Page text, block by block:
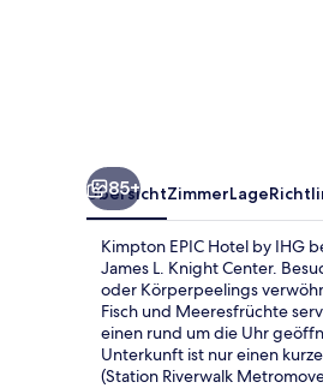
85+
ÜbersichtZimmerLage
Kimpton EPIC Hotel by IHG
James L. Knight Center.
oder Körperpeelings
Fisch und Meeresfrüchte
einen rund um die Uhr
Unterkunft ist nur einen
(Station Riverwalk